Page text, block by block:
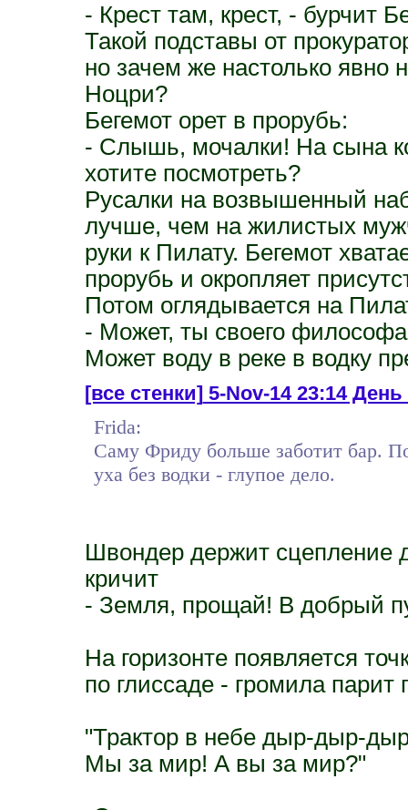
- Крест там, крест, - бурчит
Такой подставы от
но зачем же настолько явно
Ноцри?
Бегемот орет в прорубь:
- Слышь, мочалки! На сына
хотите посмотреть?
Русалки на возвышенный
лучше, чем на жилистых
руки к Пилату. Бегемот
прорубь и окропляет
Потом оглядывается на
- Может, ты своего
Может воду в реке в водку
[все стенки]5-Nov-14 23:14 День
Frida:
Саму Фриду больше заботит бар.
уха без водки - глупое дело.
Швондер держит сцепление
кричит
- Земля, прощай! В добрый
На горизонте появляется
по глиссаде - громила парит
"Трактор в небе дыр-дыр-
Мы за мир! А вы за мир?"